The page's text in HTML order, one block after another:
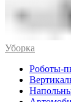
Уборка
Роботы-